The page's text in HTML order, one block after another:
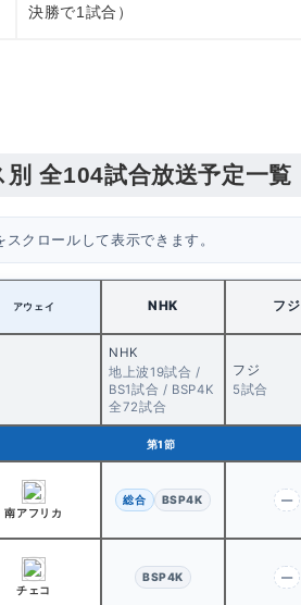
決勝で1試合）
全104試合放送予定一覧
クロールして表示できます。
アウェイ NHK フジ
NHK
地上波19試合 /
BS1試合 / BSP4K
全72試合
フジ
5試合
󠁢󠁥󠁮󠁧󠁿第1節
南アフリカ
総合 BSP4K —
チェコ
BSP4K —